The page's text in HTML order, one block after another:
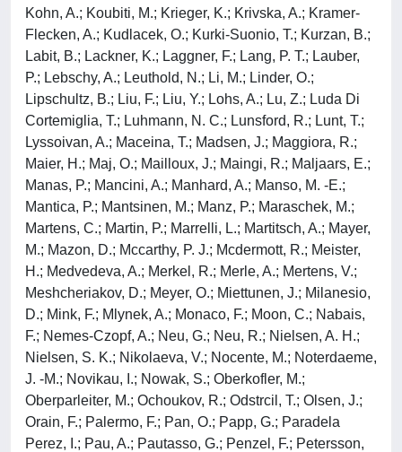
Kohn, A.; Koubiti, M.; Krieger, K.; Krivska, A.; Kramer-
Flecken, A.; Kudlacek, O.; Kurki-Suonio, T.; Kurzan, B.;
Labit, B.; Lackner, K.; Laggner, F.; Lang, P. T.; Lauber,
P.; Lebschy, A.; Leuthold, N.; Li, M.; Linder, O.;
Lipschultz, B.; Liu, F.; Liu, Y.; Lohs, A.; Lu, Z.; Luda Di
Cortemiglia, T.; Luhmann, N. C.; Lunsford, R.; Lunt, T.;
Lyssoivan, A.; Maceina, T.; Madsen, J.; Maggiora, R.;
Maier, H.; Maj, O.; Mailloux, J.; Maingi, R.; Maljaars, E.;
Manas, P.; Mancini, A.; Manhard, A.; Manso, M. -E.;
Mantica, P.; Mantsinen, M.; Manz, P.; Maraschek, M.;
Martens, C.; Martin, P.; Marrelli, L.; Martitsch, A.; Mayer,
M.; Mazon, D.; Mccarthy, P. J.; Mcdermott, R.; Meister,
H.; Medvedeva, A.; Merkel, R.; Merle, A.; Mertens, V.;
Meshcheriakov, D.; Meyer, O.; Miettunen, J.; Milanesio,
D.; Mink, F.; Mlynek, A.; Monaco, F.; Moon, C.; Nabais,
F.; Nemes-Czopf, A.; Neu, G.; Neu, R.; Nielsen, A. H.;
Nielsen, S. K.; Nikolaeva, V.; Nocente, M.; Noterdaeme,
J. -M.; Novikau, I.; Nowak, S.; Oberkofler, M.;
Oberparleiter, M.; Ochoukov, R.; Odstrcil, T.; Olsen, J.;
Orain, F.; Palermo, F.; Pan, O.; Papp, G.; Paradela
Perez, I.; Pau, A.; Pautasso, G.; Penzel, F.; Petersson,